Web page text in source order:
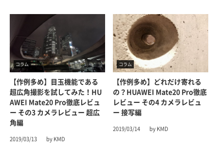
コラム
【作例多め】目玉機能である
超広角撮影を試してみた！HU
AWEI Mate20 Pro徹底レビュ
ー その3 カメラレビュー 超広
角編
2019/03/13 by KMD
コラム
【作例多め】どれだけ寄れる
の？HUAWEI Mate20 Pro徹底
レビュー その4 カメラレビュ
ー 接写編
2019/03/14 by KMD